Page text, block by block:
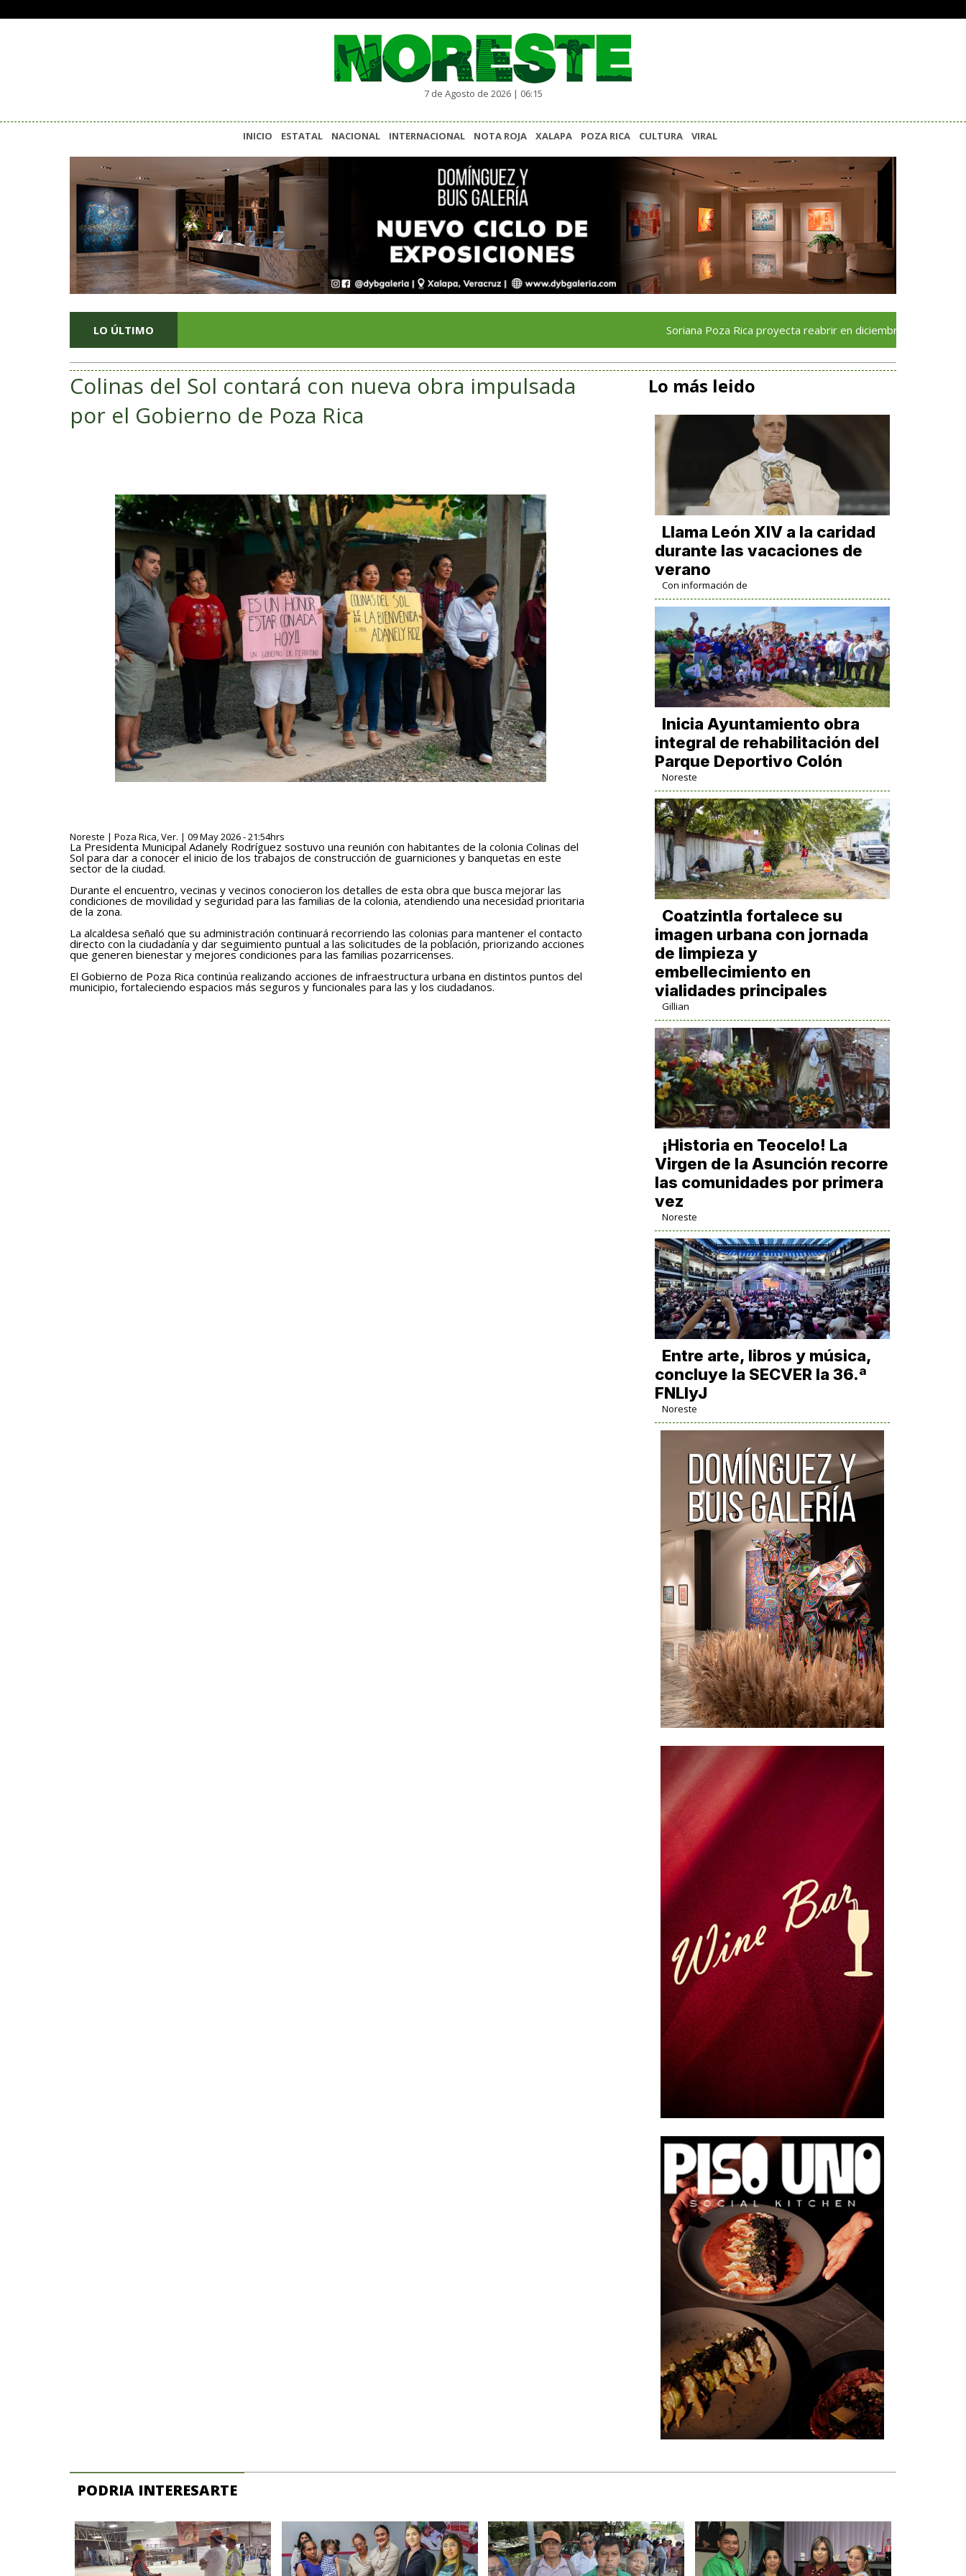
7 de Agosto de 2026 | 06:15
INICIO ESTATAL NACIONAL INTERNACIONAL NOTA ROJA XALAPA POZA RICA CULTURA VIRAL
LO ÚLTIMO Soriana Poza Rica proyecta reabrir en diciembre tras avance del 70 %
Colinas del Sol contará con nueva obra impulsada
por el Gobierno de Poza Rica
Noreste | Poza Rica, Ver. | 09 May 2026 - 21:54hrs
La Presidenta Municipal Adanely Rodríguez sostuvo una reunión con habitantes de la colonia Colinas del
Sol para dar a conocer el inicio de los trabajos de construcción de guarniciones y banquetas en este
sector de la ciudad.
Durante el encuentro, vecinas y vecinos conocieron los detalles de esta obra que busca mejorar las
condiciones de movilidad y seguridad para las familias de la colonia, atendiendo una necesidad prioritaria
de la zona.
La alcaldesa señaló que su administración continuará recorriendo las colonias para mantener el contacto
directo con la ciudadanía y dar seguimiento puntual a las solicitudes de la población, priorizando acciones
que generen bienestar y mejores condiciones para las familias pozarricenses.
El Gobierno de Poza Rica continúa realizando acciones de infraestructura urbana en distintos puntos del
municipio, fortaleciendo espacios más seguros y funcionales para las y los ciudadanos.
Lo más leido
Llama León XIV a la caridad
durante las vacaciones de
verano
Con información de
Inicia Ayuntamiento obra
integral de rehabilitación del
Parque Deportivo Colón
Noreste
Coatzintla fortalece su
imagen urbana con jornada
de limpieza y
embellecimiento en
vialidades principales
Gillian
​¡Historia en Teocelo! La
Virgen de la Asunción recorre
las comunidades por primera
vez
Noreste
Entre arte, libros y música,
concluye la SECVER la 36.ª
FNLIyJ
Noreste
PODRIA INTERESARTE